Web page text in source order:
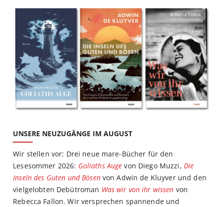
UNSERE NEUZUGÄNGE IM AUGUST
Wir stellen vor: Drei neue mare-Bücher für den
Lesesommer 2026: Goliaths Auge von Diego Muzzi, Die
Inseln des Guten und Bösenvon Adwin de Kluyver und den
vielgelobten Debütroman Was wir von ihr wissen von
Rebecca Fallon. Wir versprechen spannende und